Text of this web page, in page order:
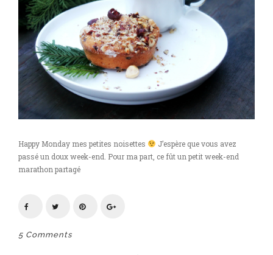
Happy Monday mes petites noisettes
J’espère que vous avez
passé un doux week-end. Pour ma part, ce fût un petit week-end
marathon partagé
5 Comments